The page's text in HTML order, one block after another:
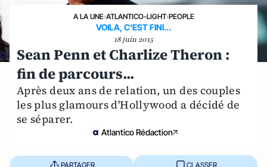
A LA UNE›ATLANTICO-LIGHT›PEOPLE
VOILA, C'EST FINI...
18 juin 2015
Sean Penn et Charlize Theron :
fin de parcours...
Après deux ans de relation, un des couples
les plus glamours d'Hollywood a décidé de
se séparer.
Atlantico Rédaction
PARTAGER CLASSER